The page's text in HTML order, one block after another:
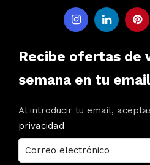
Recibe ofertas de
semana en tu email
Al introducir tu email,
privacidad